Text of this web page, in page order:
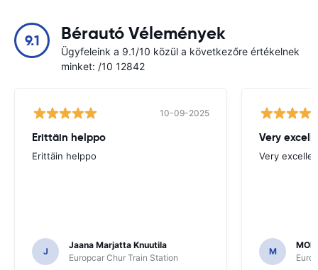
9.1 Bérautó Vélemények
Ügyfeleink a 9.1/10 közül a következőre értékelnek
minket: /10 12842
10-09-2025
Erittäin helppo
Erittäin helppo
J
Jaana Marjatta Knuutila
Europcar Chur Train Station
Very
Very
M